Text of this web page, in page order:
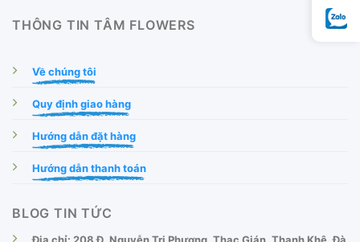
THÔNG TIN TÂM FLOWERS
Về chúng tôi
Quy định giao hàng
Hướng dẫn đặt hàng
Hướng dẫn thanh toán
BLOG TIN TỨC